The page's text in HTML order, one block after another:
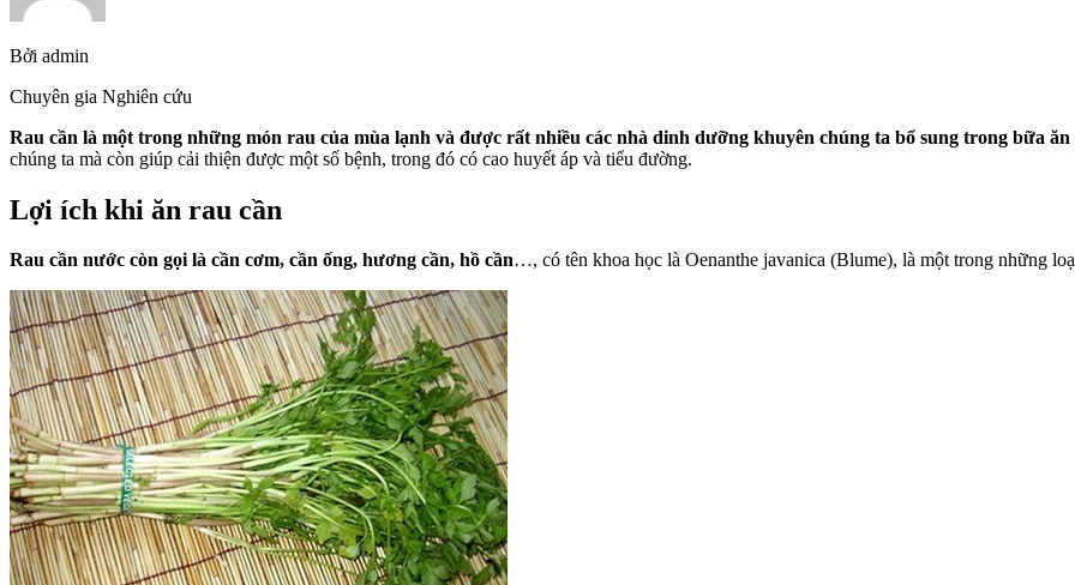
Bởi admin
Chuyên gia Nghiên cứu
Rau cần là một trong những món rau của mùa lạnh và được rất nhiều các nhà dinh dưỡng khuyên chúng ta bổ sung trong bữa
chúng ta mà còn giúp cải thiện được một số bệnh, trong đó có cao huyết áp và tiểu đường.
Lợi ích khi ăn rau cần
Rau cần nước còn gọi là cần cơm, cần ống, hương cần, hồ cần…, có tên khoa học là Oenanthe javanica (Blume), là một trong những